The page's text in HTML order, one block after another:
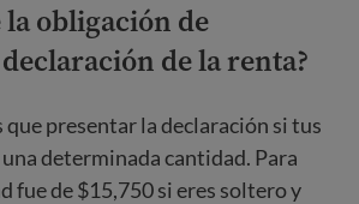
la obligación de
de la renta?
que presentar la declaración si tus
determinada cantidad. Para
fue de $15,750 si eres soltero y